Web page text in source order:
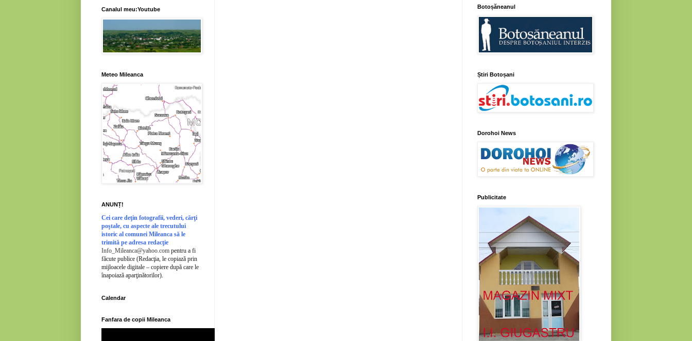
Canalul meu:Youtube
Meteo Mileanca
ANUNȚ!
Cei care deţin fotografii, vederi, cărţi
poştale, cu aspecte ale trecutului
istoric al comunei Mileanca să le
trimită pe adresa redacţie
Info_Mileanca@yahoo.com pentru a fi
făcute publice (Redacţia, le copiază prin
mijloacele digitale – copiere după care le
înapoiază aparţinătorilor).
Calendar
Fanfara de copii Mileanca
Botoșăneanul
Știri Botoșani
Dorohoi News
Publicitate